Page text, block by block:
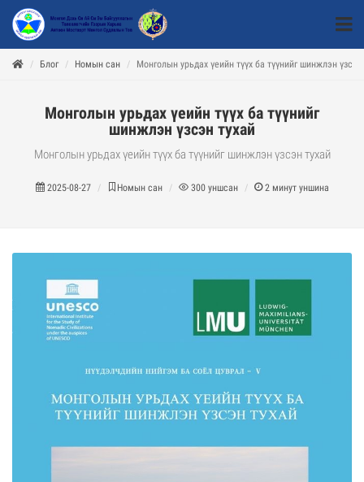
Блог Номын сан Монголын урьдах үеийн түүх ба түүнийг шинжлэн үзсэн
Монголын урьдах үеийн түүх ба түүнийг
шинжлэн үзсэн тухай
Монголын урьдах үеийн түүх ба түүнийг шинжлэн үзсэн тухай
2025-08-27 Номын сан 300 уншсан 2 минут уншина